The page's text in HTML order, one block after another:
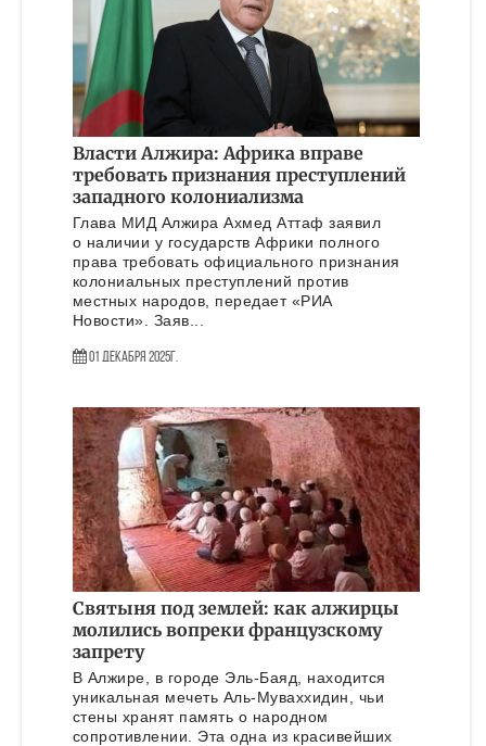
Власти Алжира: Африка вправе
требовать признания преступлений
западного колониализма
Глава МИД Алжира Ахмед Аттаф заявил
о наличии у государств Африки полного
права требовать официального признания
колониальных преступлений против
местных народов, передает «РИА
Новости». Заяв...
01 Декабря 2025г.
Святыня под землей: как алжирцы
молились вопреки французскому
запрету
В Алжире, в городе Эль-Баяд, находится
уникальная мечеть Аль-Муваххидин, чьи
стены хранят память о народном
сопротивлении. Эта одна из красивейших